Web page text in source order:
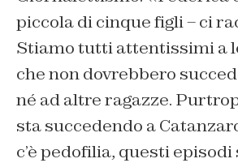
piccola di cinque figli – ci
Stiamo tutti attentissimi a
che non dovrebbero
né ad altre ragazze.
sta succedendo a
c’è pedofilia, questi